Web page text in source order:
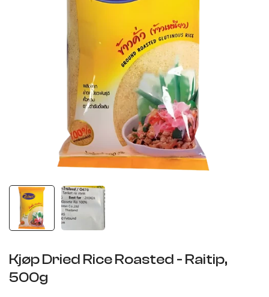
Kjøp Dried Rice Roasted - Raitip,
500g